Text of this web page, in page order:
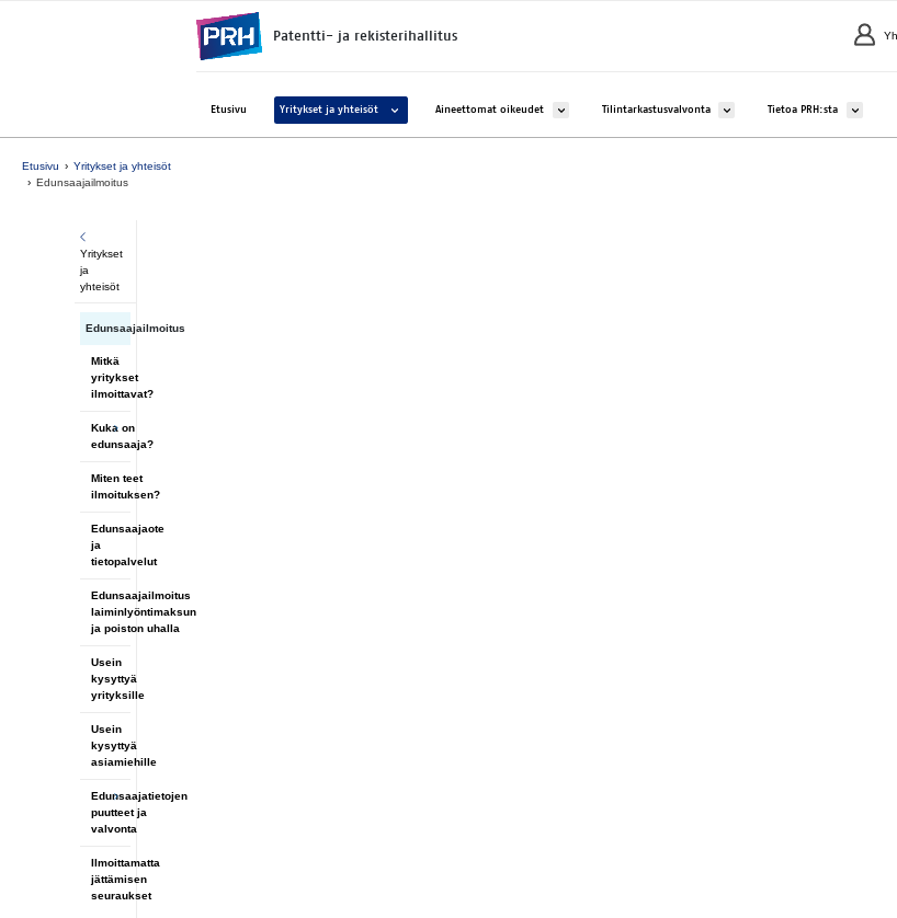
Patentti- ja rekisterihallitus
Etusivu Yritykset ja yhteisöt Avaa alavalikko kohteelle Yritykset ja yhteisöt
Aineettomat oikeudet Avaa alavalikko kohteelle Aineettomat oikeudet
Tilintarkastusvalvonta Avaa alavalikko kohteelle
Tietoa PRH:sta Avaa
Etusivu
Yritykset ja yhteisöt
Edunsaajailmoitus
Yritykset
ja
yhteisöt
Edunsaajailmoitus
Mitkä
yritykset
ilmoittavat?
Kuka on
edunsaaja?
Miten teet
ilmoituksen?
Edunsaajaote
ja
tietopalvelut
Edunsaajailmoitus
laiminlyöntimaksun
ja poiston uhalla
Usein
kysyttyä
yrityksille
Usein
kysyttyä
asiamiehille
Edunsaajatietojen
puutteet ja
valvonta
Ilmoittamatta
jättämisen
seuraukset